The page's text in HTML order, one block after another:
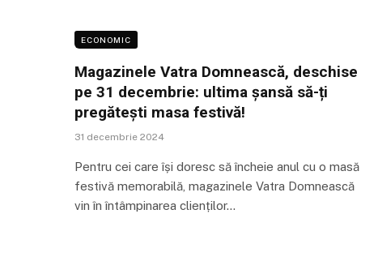
ECONOMIC
Magazinele Vatra Domnească, deschise
pe 31 decembrie: ultima șansă să-ți
pregătești masa festivă!
31 decembrie 2024
Pentru cei care își doresc să încheie anul cu o masă
festivă memorabilă, magazinele Vatra Domnească
vin în întâmpinarea clienților…